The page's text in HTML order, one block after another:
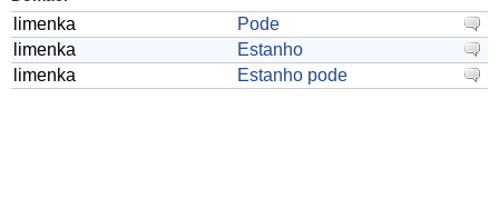
limenka
Pode
limenka
Estanho
limenka
Estanho pode